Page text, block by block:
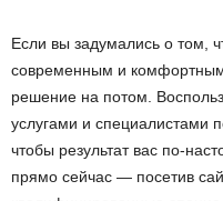
Если вы задумались о том,
современным и
решение на потом.
услугами и специалистами
чтобы результат вас по-
прямо сейчас — посетив